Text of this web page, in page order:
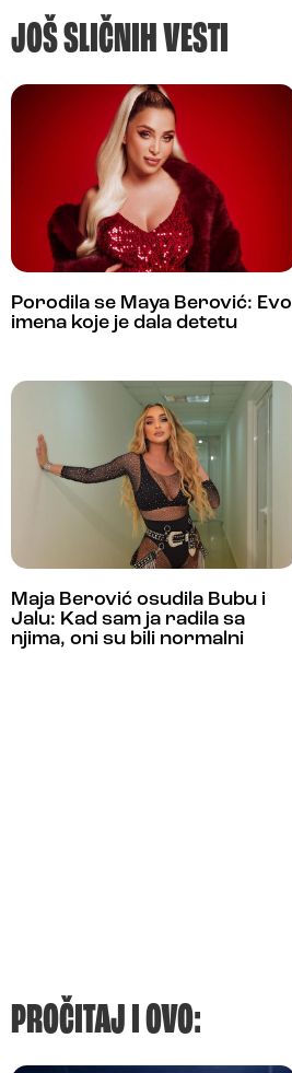
JOŠ SLIČNIH VESTI
Porodila se Maya Berović: Evo
imena koje je dala detetu
Maja Berović osudila Bubu i
Jalu: Kad sam ja radila sa
njima, oni su bili normalni
PROČITAJ I OVO: